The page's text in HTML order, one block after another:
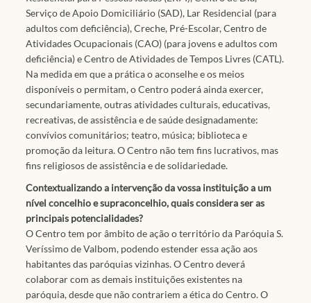
Serviço de Apoio Domiciliário (SAD), Lar Residencial (para
adultos com deficiência), Creche, Pré-Escolar, Centro de
Atividades Ocupacionais (CAO) (para jovens e adultos com
deficiência) e Centro de Atividades de Tempos Livres (CATL).
Na medida em que a prática o aconselhe e os meios
disponíveis o permitam, o Centro poderá ainda exercer,
secundariamente, outras atividades culturais, educativas,
recreativas, de assistência e de saúde designadamente:
convívios comunitários; teatro, música; biblioteca e
promoção da leitura. O Centro não tem fins lucrativos, mas
fins religiosos de assistência e de solidariedade.
Contextualizando a intervenção da vossa instituição a um
nível concelhio e supraconcelhio, quais considera ser as
principais potencialidades?
O Centro tem por âmbito de ação o território da Paróquia S.
Veríssimo de Valbom, podendo estender essa ação aos
habitantes das paróquias vizinhas. O Centro deverá
colaborar com as demais instituições existentes na
paróquia, desde que não contrariem a ética do Centro. O